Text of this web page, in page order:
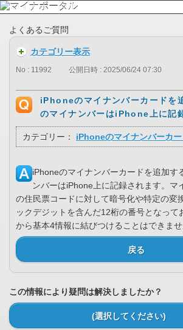
よくあるご質問
カテゴリー表示
No : 11992 公開日時 : 2025/06/24 07:30
iPhoneのマイナンバーカードを
のマイナンバーはiPhone上に記
カテゴリー： iPhoneのマイナンバーカー
iPhoneのマイナンバーカードを追加す
ンバーはiPhone上に記録されます。マ
の住民票コードに対して暗号化や特定の変
ックデジットを含んだ12桁の番号となって
から基本4情報に結びつけることはできませ
戻る
この情報により疑問は解決しましたか？
(選択してください)